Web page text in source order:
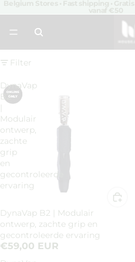
Filter
DynaVap
B2
Modulair
ontwerp,
zachte
grip
en
gecontroleerde
ervaring
DynaVap B2 | Modulair
ontwerp, zachte grip en
gecontroleerde ervaring
€59,00 EUR